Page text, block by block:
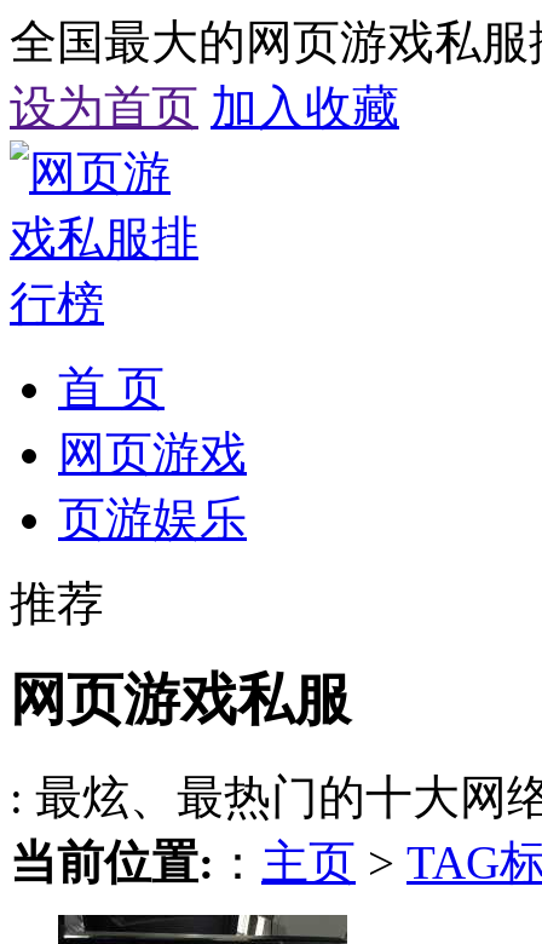
全国最大的网页游戏私
设为首页 加入收藏
首 页
网页游戏
页游娱乐
推荐
网页游戏私服
: 最炫、最热门的十大网
当前位置: ： 主页 > TAG